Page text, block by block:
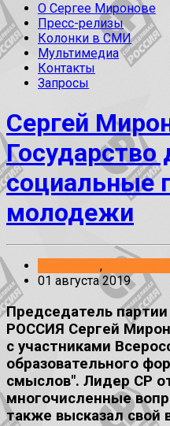
О Сергее Миронове
Пресс-релизы
Колонки в СМИ
Мультимедиа
Контакты
Запросы
Сергей
социальные
молодежи
,
01 августа 2019
Председатель
РОССИЯ Сергей
с участниками
образовательного
смыслов". Лидер СР
многочисленные
также высказал